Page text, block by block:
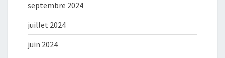
septembre 2024
juillet 2024
juin 2024